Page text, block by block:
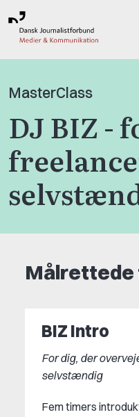
MasterClass
DJ BIZ -
Målrettede
BIZ Intro
For dig, der
selvstændig
Fem timers